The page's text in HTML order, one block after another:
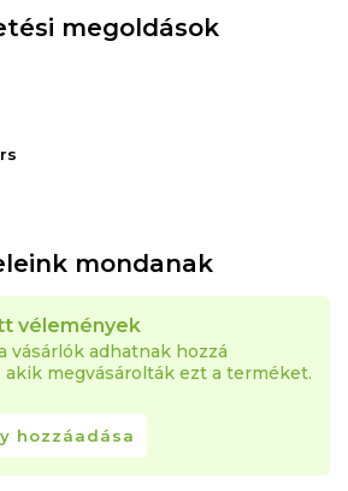
megoldások
mondanak
vélemények
vásárlók adhatnak hozzá
akik megvásárolták ezt a terméket.
hozzáadása